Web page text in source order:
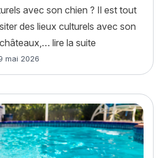
avec son chien ? Il est tout
des lieux culturels avec son
lire la suite
mai 2026